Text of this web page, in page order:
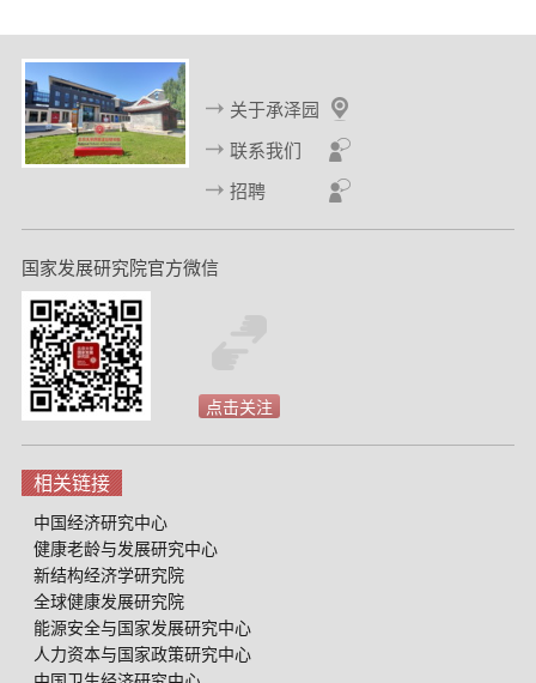
页 页
关于承泽园
联系我们
招聘
国家发展研究院官方微信
点击关注
相关链接
中国经济研究中心
健康老龄与发展研究中心
新结构经济学研究院
全球健康发展研究院
能源安全与国家发展研究中心
人力资本与国家政策研究中心